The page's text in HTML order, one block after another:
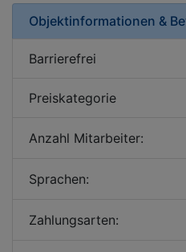
Objektinformationen &
Barrierefrei
Preiskategorie
Anzahl Mitarbeiter:
Sprachen:
Zahlungsarten: